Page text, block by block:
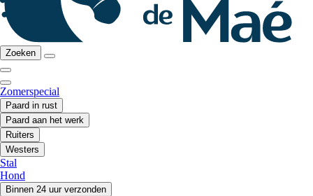
Zoeken
Zomerspecial
Paard in rust
Paard aan het werk
Ruiters
Westers
Stal
Hond
Binnen 24 uur verzonden